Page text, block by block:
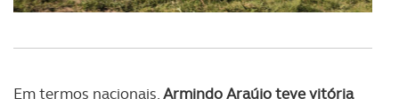
Em termos nacionais,Armindo Araújo teve vitória